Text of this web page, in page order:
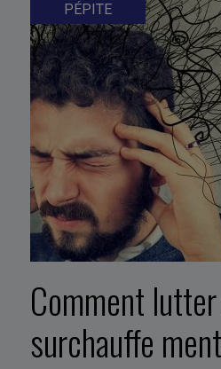
PÉPITE
Comment
surchauffe